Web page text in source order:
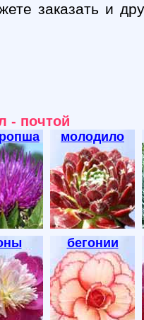
заказать и
- почтой
молодило
бегонии